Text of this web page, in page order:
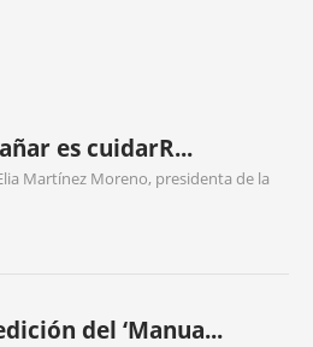
es cuidarR...
Martínez Moreno, presidenta de la
del ‘Manua...